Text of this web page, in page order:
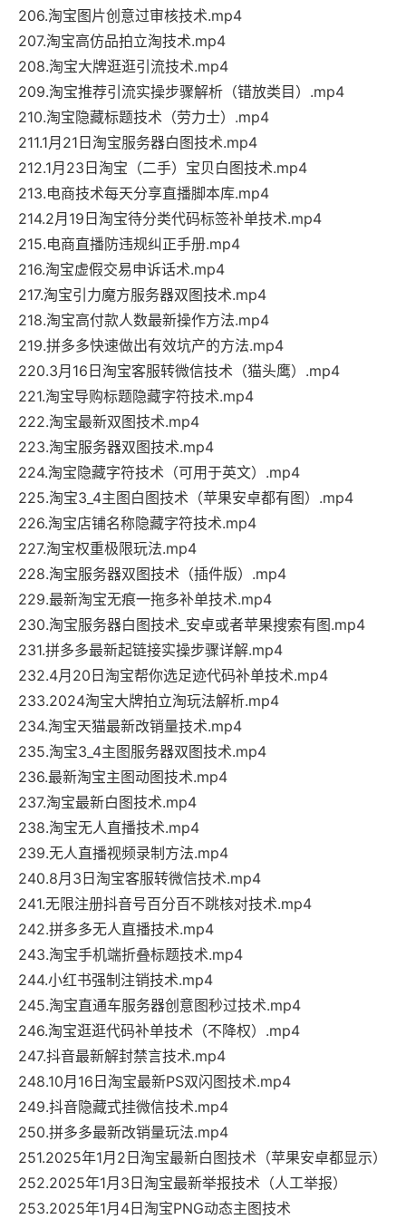
206.淘宝图片创意过审核技术.mp4
207.淘宝高仿品拍立淘技术.mp4
208.淘宝大牌逛逛引流技术.mp4
209.淘宝推荐引流实操步骤解析（错放类目）.mp4
210.淘宝隐藏标题技术（劳力士）.mp4
211.1月21日淘宝服务器白图技术.mp4
212.1月23日淘宝（二手）宝贝白图技术.mp4
213.电商技术每天分享直播脚本库.mp4
214.2月19日淘宝待分类代码标签补单技术.mp4
215.电商直播防违规纠正手册.mp4
216.淘宝虚假交易申诉话术.mp4
217.淘宝引力魔方服务器双图技术.mp4
218.淘宝高付款人数最新操作方法.mp4
219.拼多多快速做出有效坑产的方法.mp4
220.3月16日淘宝客服转微信技术（猫头鹰）.mp4
221.淘宝导购标题隐藏字符技术.mp4
222.淘宝最新双图技术.mp4
223.淘宝服务器双图技术.mp4
224.淘宝隐藏字符技术（可用于英文）.mp4
225.淘宝3_4主图白图技术（苹果安卓都有图）.mp4
226.淘宝店铺名称隐藏字符技术.mp4
227.淘宝权重极限玩法.mp4
228.淘宝服务器双图技术（插件版）.mp4
229.最新淘宝无痕一拖多补单技术.mp4
230.淘宝服务器白图技术_安卓或者苹果搜索有图.mp4
231.拼多多最新起链接实操步骤详解.mp4
232.4月20日淘宝帮你选足迹代码补单技术.mp4
233.2024淘宝大牌拍立淘玩法解析.mp4
234.淘宝天猫最新改销量技术.mp4
235.淘宝3_4主图服务器双图技术.mp4
236.最新淘宝主图动图技术.mp4
237.淘宝最新白图技术.mp4
238.淘宝无人直播技术.mp4
239.无人直播视频录制方法.mp4
240.8月3日淘宝客服转微信技术.mp4
241.无限注册抖音号百分百不跳核对技术.mp4
242.拼多多无人直播技术.mp4
243.淘宝手机端折叠标题技术.mp4
244.小红书强制注销技术.mp4
245.淘宝直通车服务器创意图秒过技术.mp4
246.淘宝逛逛代码补单技术（不降权）.mp4
247.抖音最新解封禁言技术.mp4
248.10月16日淘宝最新PS双闪图技术.mp4
249.抖音隐藏式挂微信技术.mp4
250.拼多多最新改销量玩法.mp4
251.2025年1月2日淘宝最新白图技术（苹果安卓都显示）
252.2025年1月3日淘宝最新举报技术（人工举报）
253.2025年1月4日淘宝PNG动态主图技术